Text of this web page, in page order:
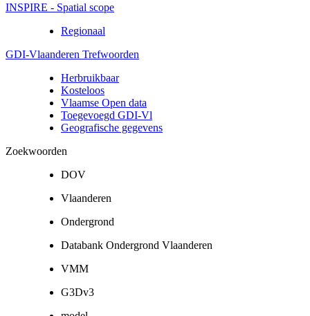
INSPIRE - Spatial scope
Regionaal
GDI-Vlaanderen Trefwoorden
Herbruikbaar
Kosteloos
Vlaamse Open data
Toegevoegd GDI-Vl
Geografische gegevens
Zoekwoorden
DOV
Vlaanderen
Ondergrond
Databank Ondergrond Vlaanderen
VMM
G3Dv3